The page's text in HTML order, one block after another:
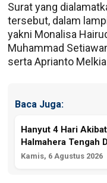
Surat yang
tersebut, dalam
yakni Monalisa
Muhammad
serta Aprianto
Baca Juga:
Hanyut 4 Hari
Halmahera Tengah
Kamis, 6 Agustus 2026